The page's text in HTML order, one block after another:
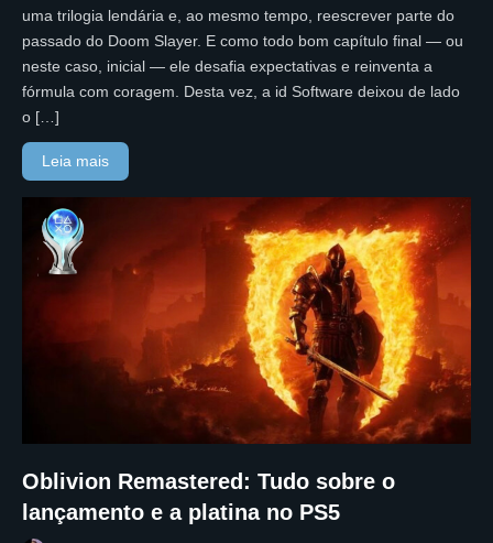
uma trilogia lendária e, ao mesmo tempo, reescrever parte do
passado do Doom Slayer. E como todo bom capítulo final — ou
neste caso, inicial — ele desafia expectativas e reinventa a
fórmula com coragem. Desta vez, a id Software deixou de lado
o […]
Leia mais
Oblivion Remastered: Tudo sobre o
lançamento e a platina no PS5